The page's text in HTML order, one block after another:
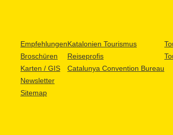
Empfehlungen
Broschüren
Karten / GIS
Newsletter
Sitemap
Katalonien Tourismus
Reiseprofis
Catalunya Convention Bureau